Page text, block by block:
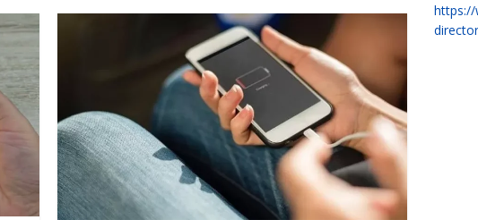
A a d
s
https://